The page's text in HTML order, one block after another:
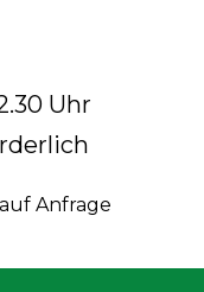
Uhr
Anfrage